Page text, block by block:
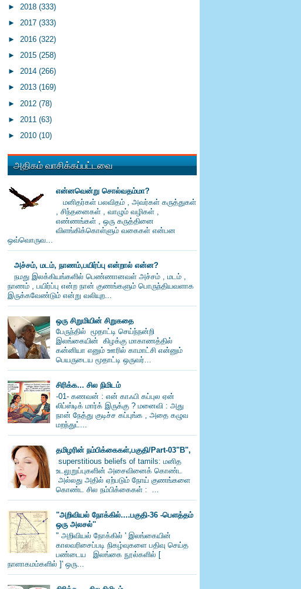
► 2018 (333)
► 2017 (333)
► 2016 (322)
► 2015 (258)
► 2014 (266)
► 2013 (169)
► 2012 (78)
► 2011 (63)
► 2010 (10)
அதிகம் வாசிக்கப்பட்டவை
என்னவென்று சொல்வதம்மா?
மனிதர்கள் பலவிதம் , அவர்கள் கருத்துகள்
, சிந்தனைகள் , வாழும் வழிகள் ,
எண்ணங்கள் , ஒரு கருத்தினை
விளங்கிக்கொள்ளும் வகைகள் என்பன
ஒவ்வொருவ...
அச்சம், மடம், நாணம்,பயிர்ப்பு என்றால் என்ன?
நமது இலக்கியங்களில் பெண்ணானவள் அச்சம் , மடம் ,
நாணம் , பயிர்ப்பு என்ற நான் குணங்களும் பொருந்தியவளாக
இருக்கவேண்டும் என்று வலியுற...
ஒரு சிறுமியின் சிறுகதை
பேருந்தில் மூதாட்டி செய்ந்நன்றி
இலங்கையின் கிழக்கு மாகாணத்தில்
கன்னியா எனும் ஊரில் காமாட்சி என்னும்
பெயருடைய மூதாட்டி ஒருவர்...
சிரிக்க... சில நிமிடம்
-01- கணவன் : என் காஃபி கப்புல ஏன்
லிப்ஸ்டிக் மார்க் இருக்கு ? மனைவி : அது
நான் நேத்து குடிச்ச கப்புங்க , அதை கழுவ
மறந்துட்...
தமிழரின் நம்பிக்கைகள்,பகுதி/Part-03"B",
superstitious beliefs of tamils: மனித
உடலுறுப்புகளின் அசைவினைக் கொண்ட
அல்லது அதில் ஏற்படும் நோய் குணங்களை
கொண்ட சில நம்பிக்கைகள் : ...
"அறிவியல் நோக்கில்....பகுதி-36 -பெளத்தம்
ஒரு அலசல்''
" அறிவியல் நோக்கில் ' இலங்கையின்
காலவரிசைப்படி நிகழ்வுகளை பதிவு செய்த
பண்டைய இலங்கை நூல்களில் [
நாளாகமம்களில் ]' ஒரு...